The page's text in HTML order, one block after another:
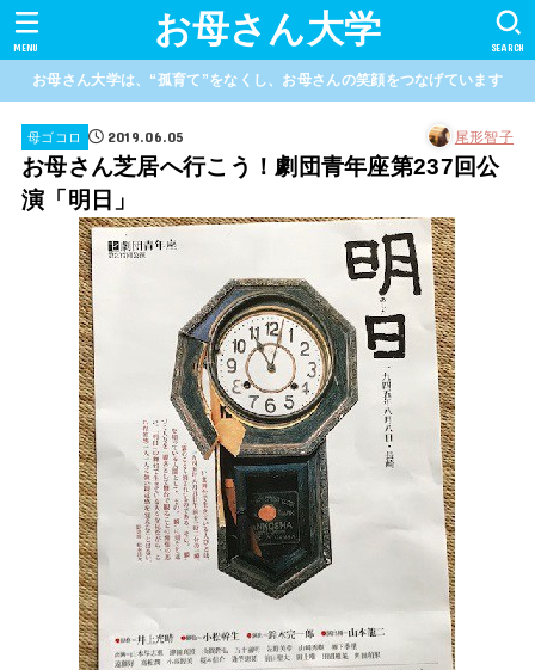
お母さん大学 SEARCH
MENU
お母さん大学は、“孤育て”をなくし、お母さんの笑顔をつなげています
母ゴコロ 2019.06.05 尾形智子
お母さん芝居へ行こう！劇団青年座第237回公
演「明日」